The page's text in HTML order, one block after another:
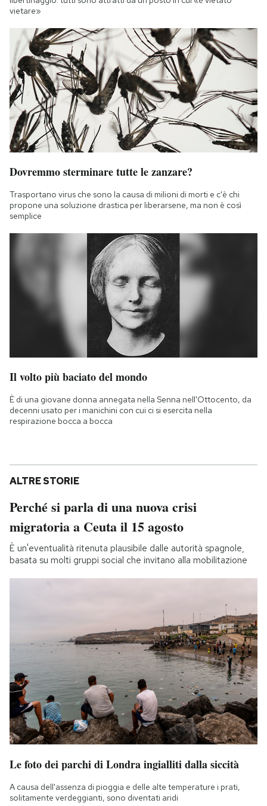
vietare»
Dovremmo sterminare tutte le zanzare?
Trasportano virus che sono la causa di milioni di morti e c'è chi
propone una soluzione drastica per liberarsene, ma non è così
semplice
Il volto più baciato del mondo
È di una giovane donna annegata nella Senna nell'Ottocento, da
decenni usato per i manichini con cui ci si esercita nella
respirazione bocca a bocca
ALTRE STORIE
Perché si parla di una nuova crisi
migratoria a Ceuta il 15 agosto
È un'eventualità ritenuta plausibile dalle autorità spagnole,
basata su molti gruppi social che invitano alla mobilitazione
Le foto dei parchi di Londra ingialliti dalla siccità
A causa dell'assenza di pioggia e delle alte temperature i prati,
solitamente verdeggianti, sono diventati aridi